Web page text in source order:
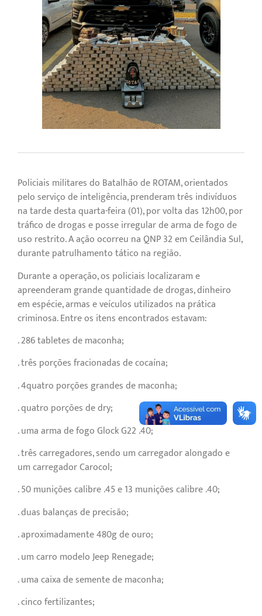
Policiais militares do Batalhão de ROTAM, orientados
pelo serviço de inteligência, prenderam três indivíduos
na tarde desta quarta-feira (01), por volta das 12h00, por
tráfico de drogas e posse irregular de arma de fogo de
uso restrito. A ação ocorreu na QNP 32 em Ceilândia Sul,
durante patrulhamento tático na região.
Durante a operação, os policiais localizaram e
apreenderam grande quantidade de drogas, dinheiro
em espécie, armas e veículos utilizados na prática
criminosa. Entre os itens encontrados estavam:
. 286 tabletes de maconha;
. três porções fracionadas de cocaína;
. 4quatro porções grandes de maconha;
. quatro porções de dry;
. uma arma de fogo Glock G22 .40;
. três carregadores, sendo um carregador alongado e
um carregador Carocol;
. 50 munições calibre .45 e 13 munições calibre .40;
. duas balanças de precisão;
. aproximadamente 480g de ouro;
. um carro modelo Jeep Renegade;
. uma caixa de semente de maconha;
. cinco fertilizantes;